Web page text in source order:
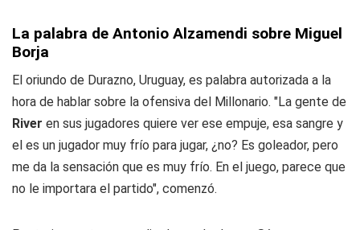
La palabra de Antonio Alzamendi sobre Miguel
Borja
El oriundo de Durazno, Uruguay, es palabra autorizada a la
hora de hablar sobre la ofensiva del Millonario. "La gente de
River en sus jugadores quiere ver ese empuje, esa sangre y
el es un jugador muy frío para jugar, ¿no? Es goleador, pero
me da la sensación que es muy frío. En el juego, parece que
no le importara el partido", comenzó.